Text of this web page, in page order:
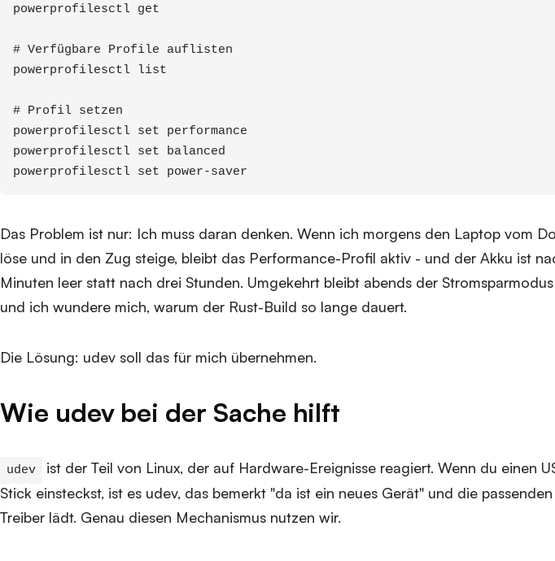
powerprofilesctl get
# Verfügbare Profile auflisten
powerprofilesctl list
# Profil setzen
powerprofilesctl set performance
powerprofilesctl set balanced
powerprofilesctl set power-saver
Das Problem ist nur: Ich muss daran denken. Wenn ich morgens den Laptop vom
löse und in den Zug steige, bleibt das Performance-Profil aktiv - und der Akku ist
Minuten leer statt nach drei Stunden. Umgekehrt bleibt abends der
und ich wundere mich, warum der Rust-Build so lange dauert.
Die Lösung: udev soll das für mich übernehmen.
Wie udev bei der Sache hilft
udev
ist der Teil von Linux, der auf Hardware-Ereignisse reagiert. Wenn du einen
Stick einsteckst, ist es udev, das bemerkt "da ist ein neues Gerät" und die passenden
Treiber lädt. Genau diesen Mechanismus nutzen wir.